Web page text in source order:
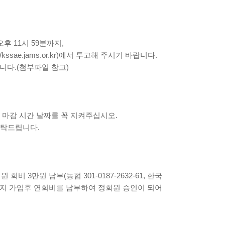
후 11시 59분까지,
에서 투고해 주시기 바랍니다.
다.(첨부파일 참고)
감 시간 날짜를 꼭 지켜주십시오.
드립니다.
회비 3만원 납부(농협 301-0187-2632-61, 한국
가입후 연회비를 납부하여 정회원 승인이 되어